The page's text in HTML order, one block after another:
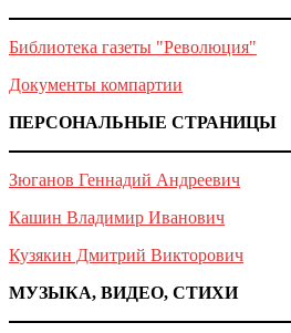
Библиотека газеты "Революция"
Документы компартии
ПЕРСОНАЛЬНЫЕ СТРАНИЦЫ
Зюганов Геннадий Андреевич
Кашин Владимир Иванович
Кузякин Дмитрий Викторович
МУЗЫКА, ВИДЕО, СТИХИ